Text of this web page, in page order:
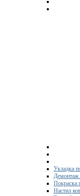
Укладка
Демонтаж
Покраска
Настил